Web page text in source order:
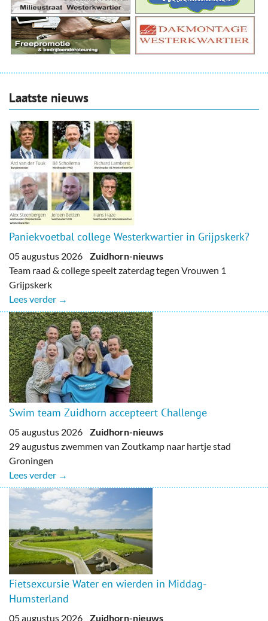
Laatste nieuws
Paniekvoetbal college Westerkwartier in Grijpskerk?
05 augustus 2026 Zuidhorn-nieuws
Team raad & college speelt zaterdag tegen Vrouwen 1
Grijpskerk
Lees verder →
Swim team Zuidhorn accepteert Challenge
05 augustus 2026 Zuidhorn-nieuws
29 augustus zwemmen van Zoutkamp naar hartje stad
Groningen
Lees verder →
Fietsexcursie Water en wierden in Middag-
Humsterland
05 augustus 2026 Zuidhorn-nieuws